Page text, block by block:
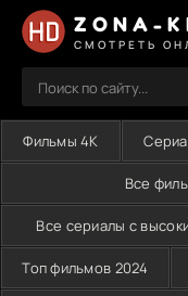
ZONA-
СМОТРЕТЬ
Фильмы 4K
Все
Все сериалы с
Топ фильмов 2024